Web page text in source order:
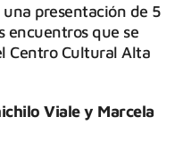
presentación de 5
encuentros que se
Centro Cultural Alta
Viale y Marcela